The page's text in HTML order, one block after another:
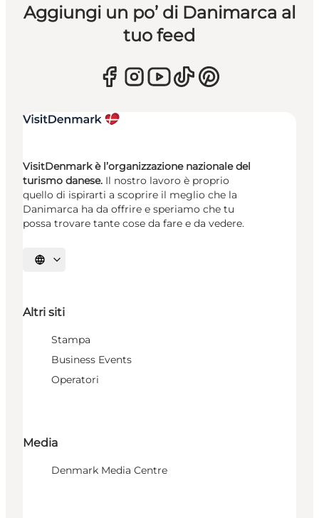
Aggiungi un po’ di Danimarca al
tuo feed
VisitDenmark è l’organizzazione nazionale del
turismo danese. Il nostro lavoro è proprio
quello di ispirarti a scoprire il meglio che la
Danimarca ha da offrire e speriamo che tu
possa trovare tante cose da fare e da vedere.
Seleziona la lingua
Altri siti
Stampa
Business Events
Operatori
Media
Denmark Media Centre